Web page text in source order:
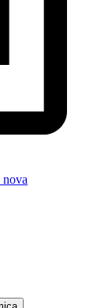
nova